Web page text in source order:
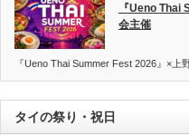
『Ueno Thai
会主催
『Ueno Thai Summer Fest 2026』×
タイの祭り・祝日